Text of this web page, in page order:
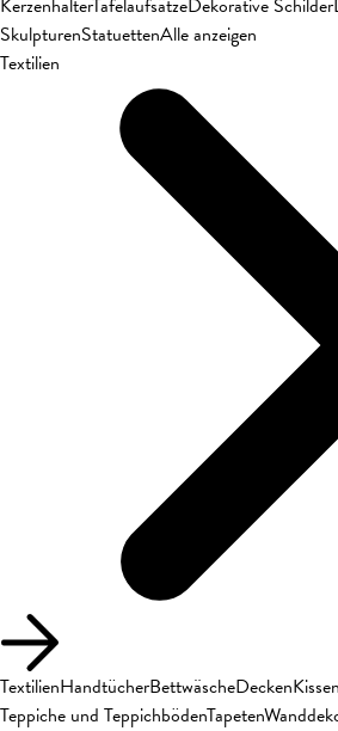
SkulpturenStatuettenAlle anzeigen
Textilien
TextilienHandtücherBettwäscheDeckenKissen
Teppiche und TeppichbödenTapeten